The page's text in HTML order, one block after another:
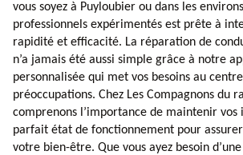
vous soyez à Puyloubier ou dans les
professionnels expérimentés est prête à
rapidité et efficacité. La réparation de
n’a jamais été aussi simple grâce à notre
personnalisée qui met vos besoins au
préoccupations. Chez Les Compagnons du
comprenons l’importance de maintenir vos
parfait état de fonctionnement pour
votre bien-être. Que vous ayez besoin